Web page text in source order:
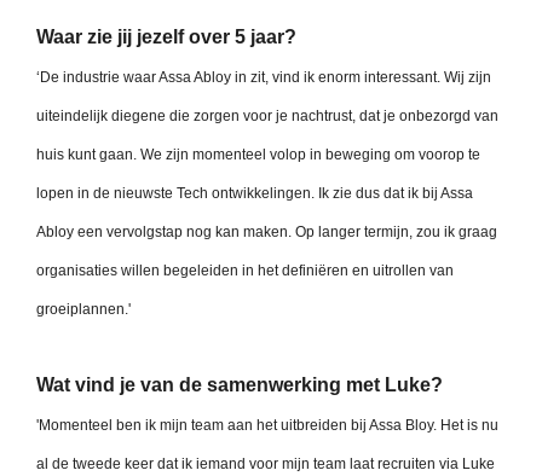
Waar zie jij jezelf over 5 jaar?
‘De industrie waar Assa Abloy in zit, vind ik enorm interessant. Wij zijn
uiteindelijk diegene die zorgen voor je nachtrust, dat je onbezorgd van
huis kunt gaan. We zijn momenteel volop in beweging om voorop te
lopen in de nieuwste Tech ontwikkelingen. Ik zie dus dat ik bij Assa
Abloy een vervolgstap nog kan maken. Op langer termijn, zou ik graag
organisaties willen begeleiden in het definiëren en uitrollen van
groeiplannen.'
Wat vind je van de samenwerking met Luke?
'Momenteel ben ik mijn team aan het uitbreiden bij Assa Bloy. Het is nu
al de tweede keer dat ik iemand voor mijn team laat recruiten via Luke